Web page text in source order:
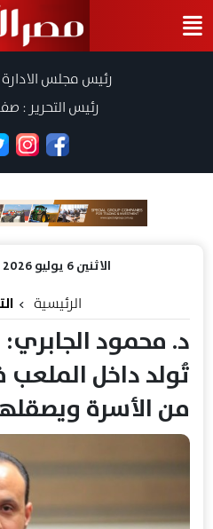
رئيس مجلس
رئيس التحرير :
الاثنين 6 يوليو 2026 | 06:17 م
الرئيسية
د. محمود الجابري:
تُولد داخل الملعب
من الأسرة